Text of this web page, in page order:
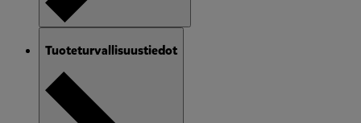
Tuoteturvallisuustiedot